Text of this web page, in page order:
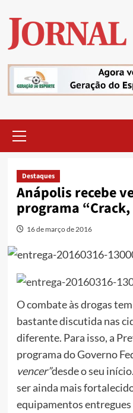
content
Menu
Destaques
Anápolis recebe
programa
16 de março de 2016
O combate às drogas
bastante discutida nas
diferente. Para isso, a
programa do Governo
vencer”desde o seu
ser ainda mais
equipamentos